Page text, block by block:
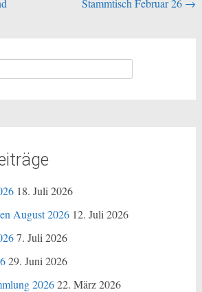
Stammtisch Februar 26 →
18. Juli 2026
August 2026 12. Juli 2026
7. Juli 2026
29. Juni 2026
202622. März 2026